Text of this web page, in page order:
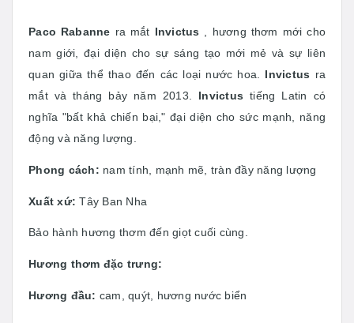
Paco Rabanne ra mắt Invictus , hương thơm mới cho
nam giới, đại diện cho sự sáng tạo mới mẻ và sự liên
quan giữa thể thao đến các loại nước hoa. Invictus ra
mắt và tháng bảy năm 2013. Invictus tiếng Latin có
nghĩa "bất khả chiến bại," đại diện cho sức mạnh, năng
động và năng lượng.
Phong cách: nam tính, mạnh mẽ, tràn đầy năng lượng
Xuất xứ: Tây Ban Nha
Bảo hành hương thơm đến giọt cuối cùng.
Hương thơm đặc trưng:
Hương đầu: cam, quýt, hương nước biển